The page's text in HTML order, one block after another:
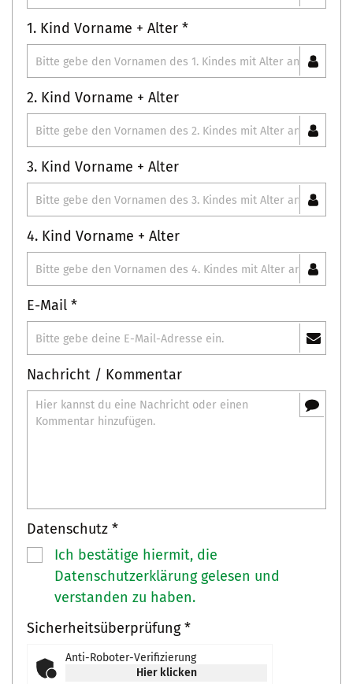
1. Kind Vorname + Alter *
2. Kind Vorname + Alter
3. Kind Vorname + Alter
4. Kind Vorname + Alter
E-Mail *
Nachricht / Kommentar
Datenschutz *
Ich bestätige hiermit, die
Datenschutzerklärung gelesen und
verstanden zu haben.
Sicherheitsüberprüfung *
Anti-Roboter-Verifizierung
Hier klicken